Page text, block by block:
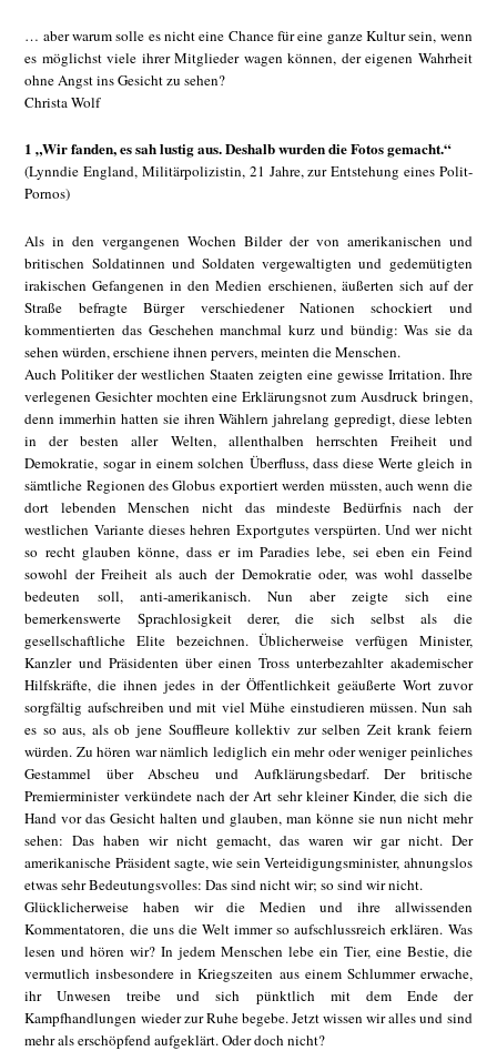
… aber warum solle es nicht eine Chance für eine ganze Kultur sein, wenn
es möglichst viele ihrer Mitglieder wagen können, der eigenen Wahrheit
ohne Angst ins Gesicht zu sehen?
Christa Wolf
1 „Wir fanden, es sah lustig aus. Deshalb wurden die Fotos gemacht.“
(Lynndie England, Militärpolizistin, 21 Jahre, zur Entstehung eines Polit-
Pornos)
Als in den vergangenen Wochen Bilder der von amerikanischen und
britischen Soldatinnen und Soldaten vergewaltigten und gedemütigten
irakischen Gefangenen in den Medien erschienen, äußerten sich auf der
Straße befragte Bürger verschiedener Nationen schockiert und
kommentierten das Geschehen manchmal kurz und bündig: Was sie da
sehen würden, erschiene ihnen pervers, meinten die Menschen.
Auch Politiker der westlichen Staaten zeigten eine gewisse Irritation. Ihre
verlegenen Gesichter mochten eine Erklärungsnot zum Ausdruck bringen,
denn immerhin hatten sie ihren Wählern jahrelang gepredigt, diese lebten
in der besten aller Welten, allenthalben herrschten Freiheit und
Demokratie, sogar in einem solchen Überfluss, dass diese Werte gleich in
sämtliche Regionen des Globus exportiert werden müssten, auch wenn die
dort lebenden Menschen nicht das mindeste Bedürfnis nach der
westlichen Variante dieses hehren Exportgutes verspürten. Und wer nicht
so recht glauben könne, dass er im Paradies lebe, sei eben ein Feind
sowohl der Freiheit als auch der Demokratie oder, was wohl dasselbe
bedeuten soll, anti-amerikanisch. Nun aber zeigte sich eine
bemerkenswerte Sprachlosigkeit derer, die sich selbst als die
gesellschaftliche Elite bezeichnen. Üblicherweise verfügen Minister,
Kanzler und Präsidenten über einen Tross unterbezahlter akademischer
Hilfskräfte, die ihnen jedes in der Öffentlichkeit geäußerte Wort zuvor
sorgfältig aufschreiben und mit viel Mühe einstudieren müssen. Nun sah
es so aus, als ob jene Souffleure kollektiv zur selben Zeit krank feiern
würden. Zu hören war nämlich lediglich ein mehr oder weniger peinliches
Gestammel über Abscheu und Aufklärungsbedarf. Der britische
Premierminister verkündete nach der Art sehr kleiner Kinder, die sich die
Hand vor das Gesicht halten und glauben, man könne sie nun nicht mehr
sehen: Das haben wir nicht gemacht, das waren wir gar nicht. Der
amerikanische Präsident sagte, wie sein Verteidigungsminister, ahnungslos
etwas sehr Bedeutungsvolles: Das sind nicht wir; so sind wir nicht.
Glücklicherweise haben wir die Medien und ihre allwissenden
Kommentatoren, die uns die Welt immer so aufschlussreich erklären. Was
lesen und hören wir? In jedem Menschen lebe ein Tier, eine Bestie, die
vermutlich insbesondere in Kriegszeiten aus einem Schlummer erwache,
ihr Unwesen treibe und sich pünktlich mit dem Ende der
Kampfhandlungen wieder zur Ruhe begebe. Jetzt wissen wir alles und sind
mehr als erschöpfend aufgeklärt. Oder doch nicht?